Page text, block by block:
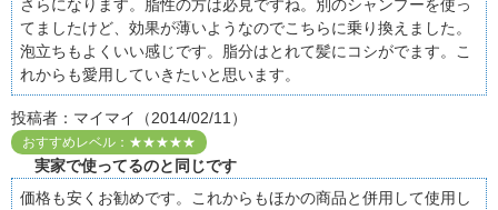
さらになります。脂性の方は必見ですね。別のシャンプーを使っ
てましたけど、効果が薄いようなのでこちらに乗り換えました。
泡立ちもよくいい感じです。脂分はとれて髪にコシがでます。こ
れからも愛用していきたいと思います。
投稿者：マイマイ（2014/02/11）
おすすめレベル：★★★★★
実家で使ってるのと同じです
価格も安くお勧めです。これからもほかの商品と併用して使用し